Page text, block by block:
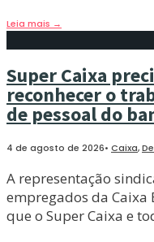
Leia mais →
Super Caixa
reconhecer o
de pessoal do
4 de agosto de 2026• Caixa,
A representação
empregados da Caixa
que o Super Caixa e